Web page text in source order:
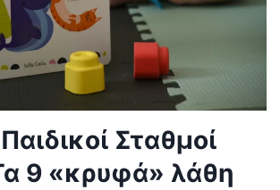
Σταθμοί
9 «κρυφά» λάθη